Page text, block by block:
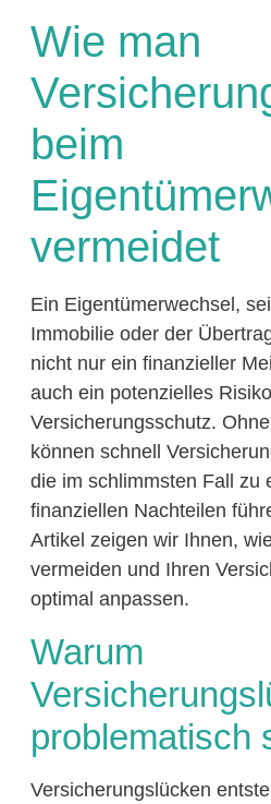
Wie man
beim
vermeidet
Ein Eigentümerwechsel,
Immobilie oder der
nicht nur ein finanzieller
auch ein potenzielles
Versicherungsschutz.
können schnell
die im schlimmsten Fall zu
finanziellen Nachteilen
Artikel zeigen wir Ihnen,
vermeiden und Ihren
optimal anpassen.
Warum
problematisch
Versicherungslücken